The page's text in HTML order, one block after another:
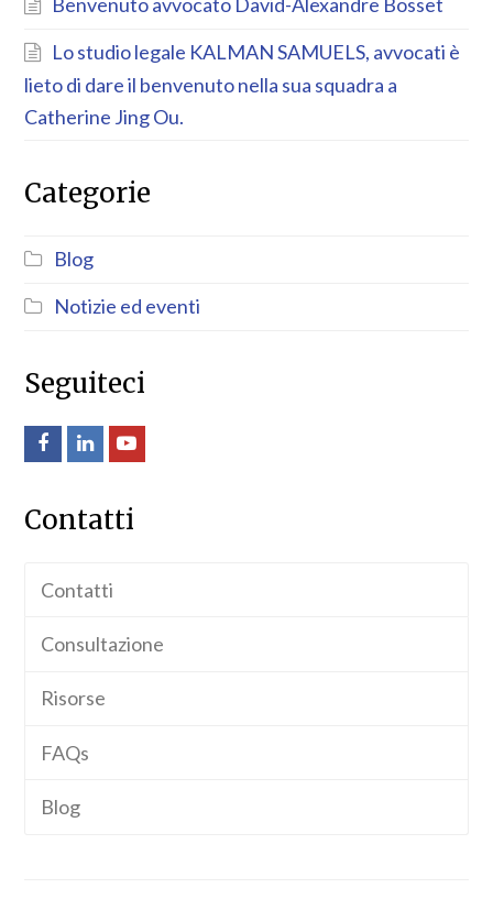
Lo studio legale KALMAN SAMUELS, avvocati è
lieto di dare il benvenuto nella sua squadra a
Catherine Jing Ou.
Categorie
Blog
Notizie ed eventi
Seguiteci
FacebookLinkedInYoutube
Contatti
Contatti
Consultazione
Risorse
FAQs
Blog